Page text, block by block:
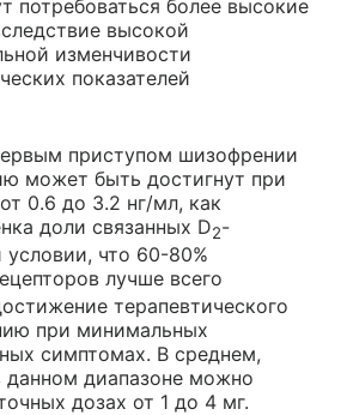
потребоваться более высокие
высокой
изменчивости
показателей
приступом шизофрении
может быть достигнут при
0.6 до 3.2 нг/мл, как
доли связанных D2-
условии, что 60-80%
лучше всего
терапевтического
при минимальных
симптомах. В среднем,
данном диапазоне можно
дозах от 1 до 4 мг.